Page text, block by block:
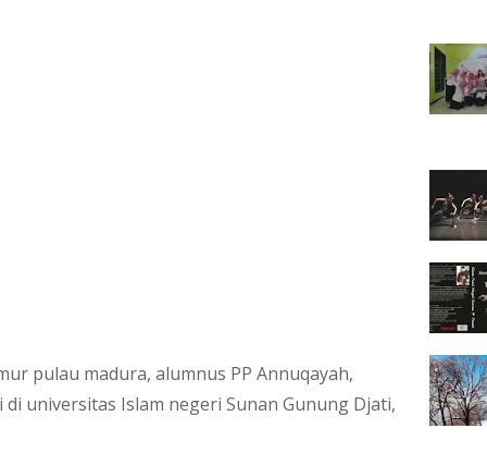
pulau madura, alumnus PP Annuqayah,
universitas Islam negeri Sunan Gunung Djati,